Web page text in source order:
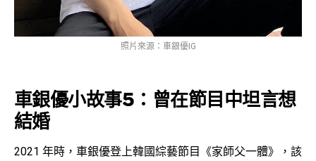
照片來源：車銀優IG
車銀優小故事5：曾在節目中坦言想
結婚
2021 年時，車銀優登上韓國綜藝節目《家師父一體》，該